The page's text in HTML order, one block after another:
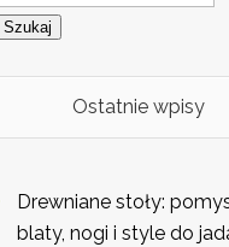
Ostatnie wpisy
Drewniane stoły:
blaty, nogi i style do